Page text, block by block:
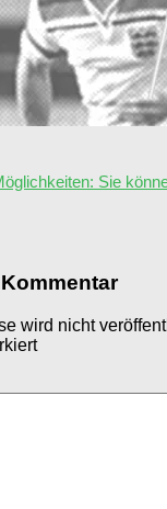
Sie
wird nicht